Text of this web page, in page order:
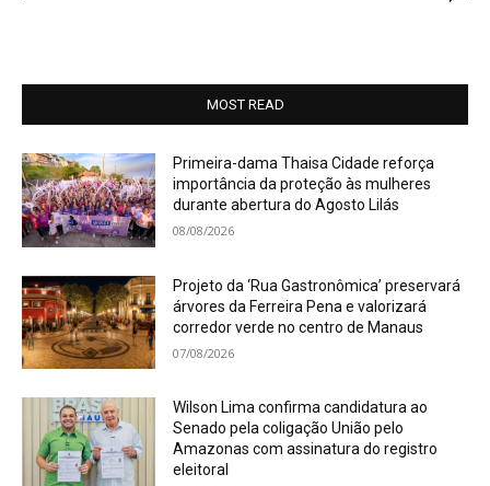
MOST READ
Primeira-dama Thaisa Cidade reforça
importância da proteção às mulheres
durante abertura do Agosto Lilás
08/08/2026
Projeto da ‘Rua Gastronômica’ preservará
árvores da Ferreira Pena e valorizará
corredor verde no centro de Manaus
07/08/2026
Wilson Lima confirma candidatura ao
Senado pela coligação União pelo
Amazonas com assinatura do registro
eleitoral